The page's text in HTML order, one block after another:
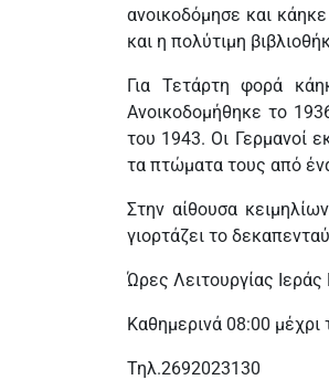
ανοικοδόμησε και
και η πολύτιμη
Για Τετάρτη φορά
Ανοικοδομήθηκε το
του 1943. Οι Γερμανοί
τα πτώματα τους από
Στην αίθουσα
γιορτάζει το
Ώρες Λειτουργίας
Καθημερινά 08:00 μέχρι
Τηλ.2692023130